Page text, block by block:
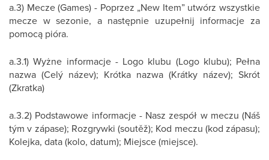
a.3) Mecze (Games) - Poprzez „New Item” utwórz wszystkie
mecze w sezonie, a następnie uzupełnij informacje za
pomocą pióra.
a.3.1) Wyżne informacje - Logo klubu (Logo klubu); Pełna
nazwa (Celý název); Krótka nazwa (Krátky název); Skrót
(Zkratka)
a.3.2) Podstawowe informacje - Nasz zespół w meczu (Náš
tým v zápase); Rozgrywki (soutěž); Kod meczu (kod zápasu);
Kolejka, data (kolo, datum); Miejsce (miejsce).